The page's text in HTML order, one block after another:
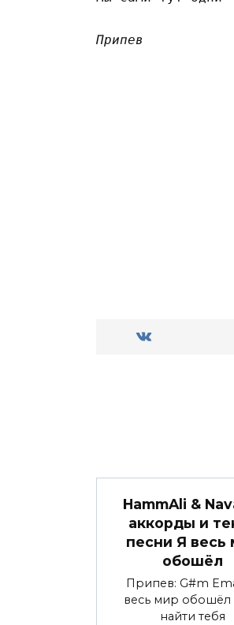
Припев
HammAli &
аккорды и
песни Я весь
обошёл
Припев: G#m
весь мир обошёл
найти тебя